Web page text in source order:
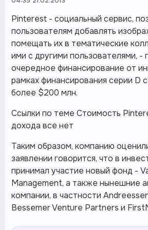
Pinterest - социальный сервис,
пользователям добавлять
помещать их в тематические
ими с другими пользователями, -
очередное финансирование от
рамках финансирования серии D
более $200 млн.
Ссылки по теме Стоимость
дохода все нет
Таким образом, компанию
заявлении говорится, что в
принимал участие новый фонд -
Management, а также нынешние
компании, в частности
Bessemer Venture Partners и